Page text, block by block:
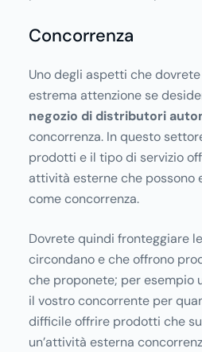
Concorrenza
Uno degli aspetti che
estrema attenzione se
negozio di distributori
concorrenza. In questo
prodotti e il tipo di servizio
attività esterne che possono
come concorrenza.
Dovrete quindi fronteggiare
circondano e che offrono
che proponete; per esempio
il vostro concorrente per
difficile offrire prodotti che
un’attività esterna